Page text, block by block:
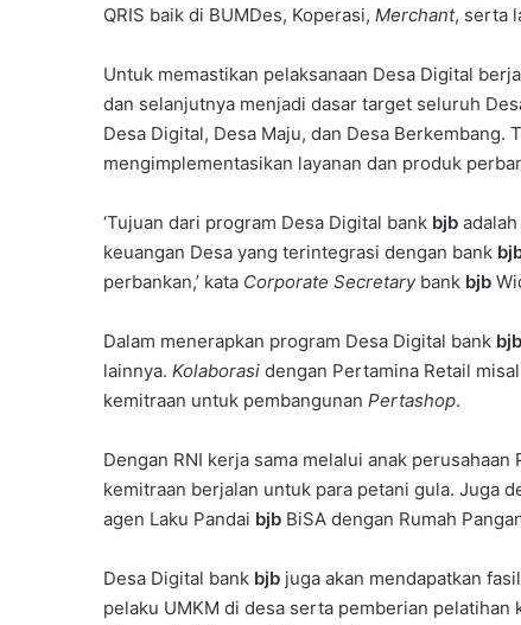
QRIS baik di BUMDes, Koperasi, Merchant, serta
Untuk memastikan pelaksanaan Desa Digital
dan selanjutnya menjadi dasar target seluruh
Desa Digital, Desa Maju, dan Desa Berkembang.
mengimplementasikan layanan dan produk
‘Tujuan dari program Desa Digital bank bjb
keuangan Desa yang terintegrasi dengan bank
perbankan,’ kata Corporate Secretarybank bjb
Dalam menerapkan program Desa Digital bank bjb
lainnya. Kolaborasi dengan Pertamina Retail
kemitraan untuk pembangunan Pertashop.
Dengan RNI kerja sama melalui anak
kemitraan berjalan untuk para petani gula. Juga
agen Laku Pandai bjb BiSA dengan Rumah
Desa Digital bank bjb juga akan mendapatkan
pelaku UMKM di desa serta pemberian pelatihan